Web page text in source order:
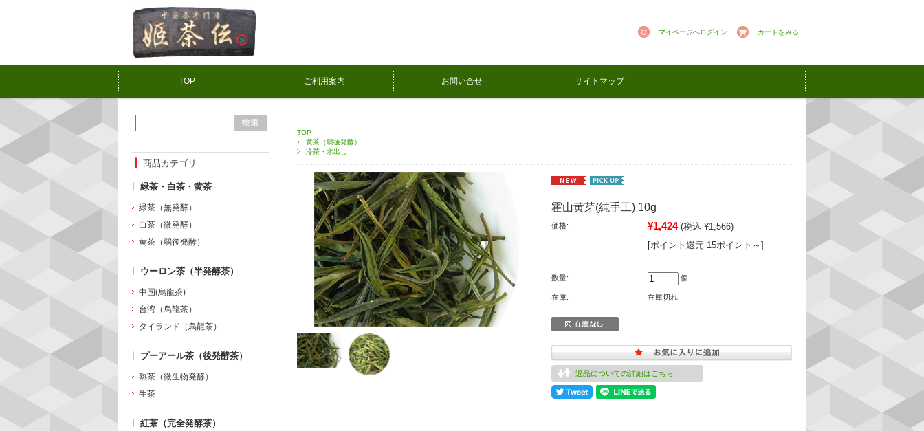
マイページへログイン カートをみる
TOP ご利用案内 お問い合せ サイトマップ
TOP
黄茶（弱後発酵）
冷茶・水出し
霍山黄芽(純手工) 10g
価格: ¥1,424 (税込 ¥1,566)
[ポイント還元 15ポイント～]
数量: 個
在庫: 在庫切れ
返品についての詳細はこちら
商品カテゴリ
緑茶・白茶・黄茶
緑茶（無発酵）
白茶（微発酵）
黄茶（弱後発酵）
ウーロン茶（半発酵茶）
中国(烏龍茶)
台湾（烏龍茶）
タイランド（烏龍茶）
プーアール茶（後発酵茶）
熟茶（微生物発酵）
生茶
紅茶（完全発酵茶）